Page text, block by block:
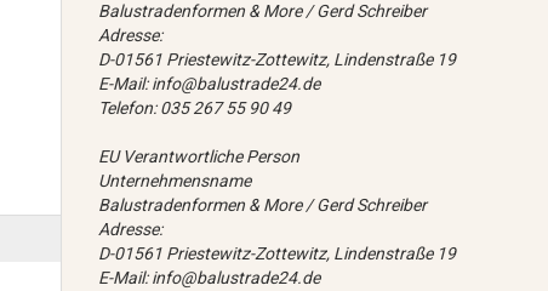
Balustradenformen & More / Gerd Schreiber
Adresse:
D-01561 Priestewitz-Zottewitz, Lindenstraße 19
E-Mail: info@balustrade24.de
Telefon: 035 267 55 90 49
EU Verantwortliche Person
Unternehmensname
Balustradenformen & More / Gerd Schreiber
Adresse:
D-01561 Priestewitz-Zottewitz, Lindenstraße 19
E-Mail: info@balustrade24.de